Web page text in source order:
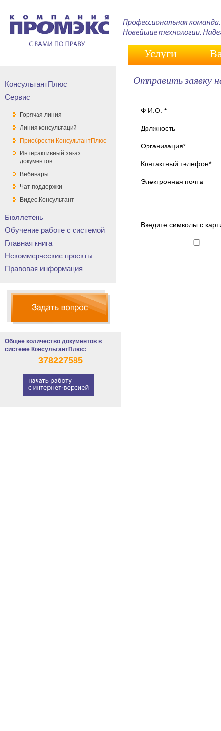
Услуги
КонсультантПлюс
Сервис
Горячая линия
Линия консультаций
Приобрести КонсультантПлюс
Интерактивный заказ
документов
Вебинары
Чат поддержки
Видео.Консультант
Бюллетень
Обучение работе с системой
Главная книга
Некоммерческие проекты
Правовая информация
Общее количество документов в
системе КонсультантПлюс:
378227585
Отправить заявку
Ф.И.О. *
Должность
Организация*
Контактный телефон*
Электронная почта
Введите символы с